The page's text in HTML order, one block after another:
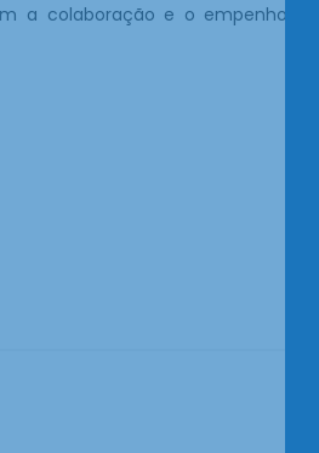
a colaboração e o empenho de